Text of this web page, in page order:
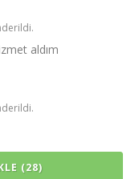
aldım
(28)